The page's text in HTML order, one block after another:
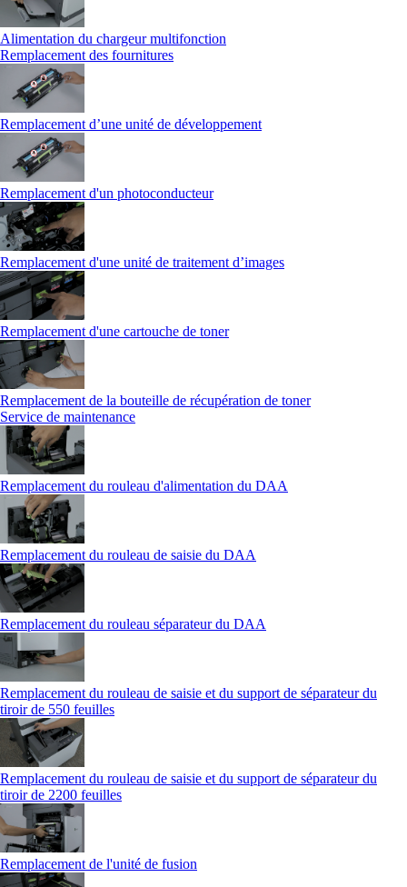
Alimentation du chargeur multifonction
Remplacement des fournitures
Remplacement d’une unité de développement
Remplacement d'un photoconducteur
Remplacement d'une unité de traitement d’images
Remplacement d'une cartouche de toner
Remplacement de la bouteille de récupération de toner
Service de maintenance
Remplacement du rouleau d'alimentation du DAA
Remplacement du rouleau de saisie du DAA
Remplacement du rouleau séparateur du DAA
Remplacement du rouleau de saisie et du support de séparateur du
tiroir de 550 feuilles
Remplacement du rouleau de saisie et du support de séparateur du
tiroir de 2200 feuilles
Remplacement de l'unité de fusion